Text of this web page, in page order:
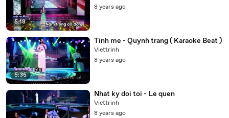
5:18
8 years ago
5:35
Tinh me - Quynh trang ( Karaoke Beat )
Viettrinh
8 years ago
Nhat ky doi toi - Le quen
Viettrinh
8 years ago